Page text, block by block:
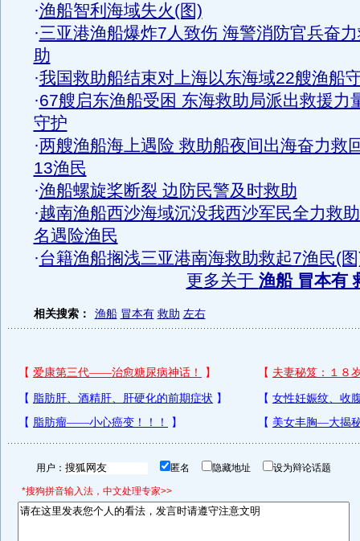
·渔船智利海域失火(图)
·三亚港渔船爆炸7人致伤 海警消防官兵奋
助
·我国救助船结束对上海以东海域22艘渔船
·67艘启东渔船受困 东海救助局派出救援力
守护
·两艘渔船海上遇险 救助船夜间出海奋力救
13渔民
·渔船螺旋桨断裂 边防民警及时救助
·越南渔船西沙海域沉没我西沙军民全力救
名遇险渔民
·台籍渔船搁浅三亚港南海救助救起7渔民(
更多关于 渔船 冒本有
相关搜索： 渔船 冒本有 救助 左右
用户： 匿名 隐藏地址 设为辩论话题
*搜狗拼音输入法，中文处理专家>>